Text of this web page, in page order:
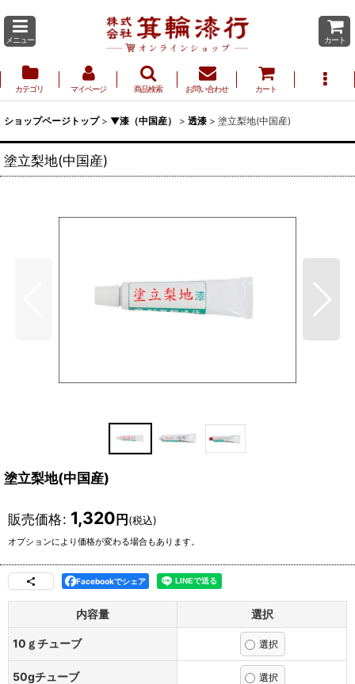
メニュー カート
カテゴリ マイページ 商品検索 お問い合わせ カート
ショップページトップ > ▼漆（中国産） > 透漆 > 塗立梨地(中国産)
塗立梨地(中国産)
塗立梨地(中国産)
販売価格: 1,320円(税込)
オプションにより価格が変わる場合もあります。
Facebookでシェア
内容量 選択
10ｇチューブ
50gチューブ